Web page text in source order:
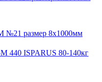
№21 размер 8х1000мм